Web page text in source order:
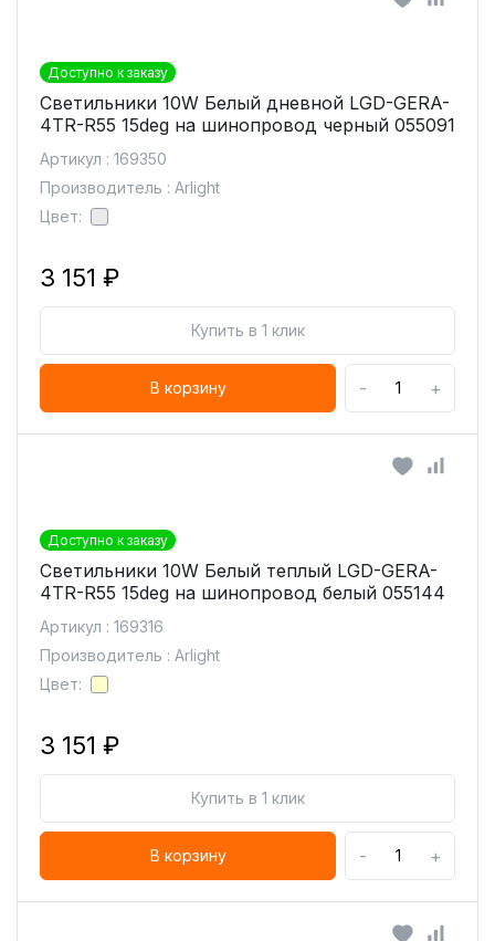
Доступно к заказу
Светильники 10W Белый дневной LGD-GERA-
4TR-R55 15deg на шинопровод черный 055091
Артикул : 169350
Производитель : Arlight
Цвет:
3 151 ₽
Купить в 1 клик
В корзину - +
Доступно к заказу
Светильники 10W Белый теплый LGD-GERA-
4TR-R55 15deg на шинопровод белый 055144
Артикул : 169316
Производитель : Arlight
Цвет:
3 151 ₽
Купить в 1 клик
В корзину - +